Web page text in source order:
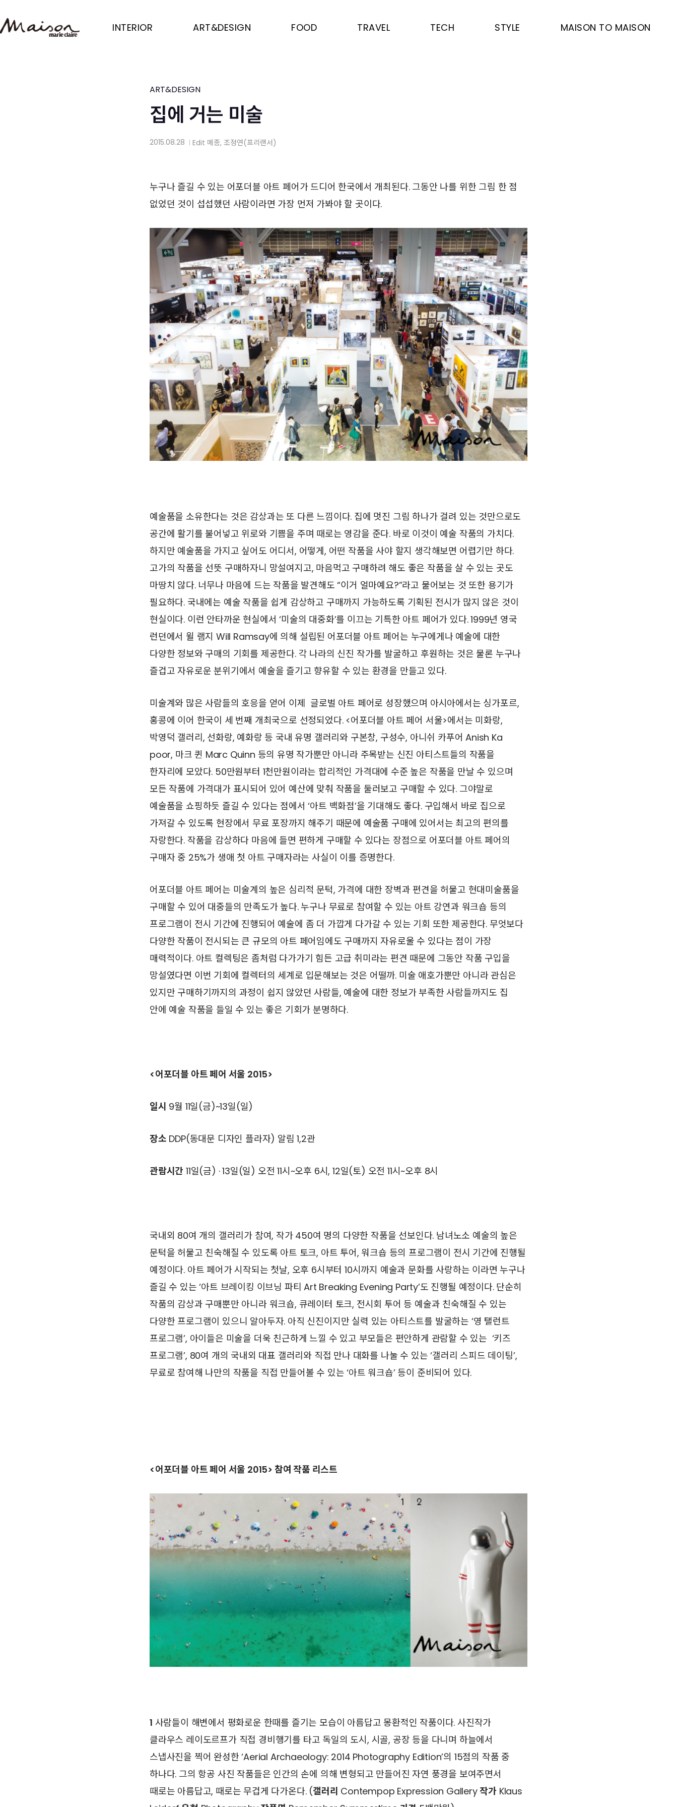
to
main
INTERIOR ART&DESIGN FOOD TRAVEL TECH STYLE MAISON TO MAISON
ART&DESIGN
집에 거는 미술
2015.08.28 Edit 메종, 조정연(프리랜서)
누구나 즐길 수 있는 어포더블 아트 페어가 드디어 한국에서 개최된다. 그동안 나를 위한 그림 한 점
없었던 것이 섭섭했던 사람이라면 가장 먼저 가봐야 할 곳이다.
예술품을 소유한다는 것은 감상과는 또 다른 느낌이다. 집에 멋진 그림 하나가 걸려 있는 것만으로도
공간에 활기를 불어넣고 위로와 기쁨을 주며 때로는 영감을 준다. 바로 이것이 예술 작품의 가치다.
하지만 예술품을 가지고 싶어도 어디서, 어떻게, 어떤 작품을 사야 할지 생각해보면 어렵기만 하다.
고가의 작품을 선뜻 구매하자니 망설여지고, 마음먹고 구매하려 해도 좋은 작품을 살 수 있는 곳도
마땅치 않다. 너무나 마음에 드는 작품을 발견해도 “이거 얼마예요?”라고 물어보는 것 또한 용기가
필요하다. 국내에는 예술 작품을 쉽게 감상하고 구매까지 가능하도록 기획된 전시가 많지 않은 것이
현실이다. 이런 안타까운 현실에서 ‘미술의 대중화’를 이끄는 기특한 아트 페어가 있다. 1999년 영국
런던에서 윌 램지 Will Ramsay에 의해 설립된 어포더블 아트 페어는 누구에게나 예술에 대한
다양한 정보와 구매의 기회를 제공한다. 각 나라의 신진 작가를 발굴하고 후원하는 것은 물론 누구나
즐겁고 자유로운 분위기에서 예술을 즐기고 향유할 수 있는 환경을 만들고 있다.
미술계와 많은 사람들의 호응을 얻어 이제 글로벌 아트 페어로 성장했으며 아시아에서는 싱가포르,
홍콩에 이어 한국이 세 번째 개최국으로 선정되었다. <어포더블 아트 페어 서울>에서는 미화랑,
박영덕 갤러리, 선화랑, 예화랑 등 국내 유명 갤러리와 구본창, 구성수, 아니쉬 카푸어 Anish Ka
poor, 마크 퀸 Marc Quinn 등의 유명 작가뿐만 아니라 주목받는 신진 아티스트들의 작품을
한자리에 모았다. 50만원부터 1천만원이라는 합리적인 가격대에 수준 높은 작품을 만날 수 있으며
모든 작품에 가격대가 표시되어 있어 예산에 맞춰 작품을 둘러보고 구매할 수 있다. 그야말로
예술품을 쇼핑하듯 즐길 수 있다는 점에서 ‘아트 백화점’을 기대해도 좋다. 구입해서 바로 집으로
가져갈 수 있도록 현장에서 무료 포장까지 해주기 때문에 예술품 구매에 있어서는 최고의 편의를
자랑한다. 작품을 감상하다 마음에 들면 편하게 구매할 수 있다는 장점으로 어포더블 아트 페어의
구매자 중 25%가 생애 첫 아트 구매자라는 사실이 이를 증명한다.
어포더블 아트 페어는 미술계의 높은 심리적 문턱, 가격에 대한 장벽과 편견을 허물고 현대미술품을
구매할 수 있어 대중들의 만족도가 높다. 누구나 무료로 참여할 수 있는 아트 강연과 워크숍 등의
프로그램이 전시 기간에 진행되어 예술에 좀 더 가깝게 다가갈 수 있는 기회 또한 제공한다. 무엇보다
다양한 작품이 전시되는 큰 규모의 아트 페어임에도 구매까지 자유로울 수 있다는 점이 가장
매력적이다. 아트 컬렉팅은 좀처럼 다가가기 힘든 고급 취미라는 편견 때문에 그동안 작품 구입을
망설였다면 이번 기회에 컬렉터의 세계로 입문해보는 것은 어떨까. 미술 애호가뿐만 아니라 관심은
있지만 구매하기까지의 과정이 쉽지 않았던 사람들, 예술에 대한 정보가 부족한 사람들까지도 집
안에 예술 작품을 들일 수 있는 좋은 기회가 분명하다.
<어포더블 아트 페어 서울 2015>
일시 9월 11일(금)~13일(일)
장소 DDP(동대문 디자인 플라자) 알림 1,2관
관람시간 11일(금) · 13일(일) 오전 11시~오후 6시, 12일(토) 오전 11시~오후 8시
국내외 80여 개의 갤러리가 참여, 작가 450여 명의 다양한 작품을 선보인다. 남녀노소 예술의 높은
문턱을 허물고 친숙해질 수 있도록 아트 토크, 아트 투어, 워크숍 등의 프로그램이 전시 기간에 진행될
예정이다. 아트 페어가 시작되는 첫날, 오후 6시부터 10시까지 예술과 문화를 사랑하는 이라면 누구나
즐길 수 있는 ‘아트 브레이킹 이브닝 파티 Art Breaking Evening Party’도 진행될 예정이다. 단순히
작품의 감상과 구매뿐만 아니라 워크숍, 큐레이터 토크, 전시회 투어 등 예술과 친숙해질 수 있는
다양한 프로그램이 있으니 알아두자. 아직 신진이지만 실력 있는 아티스트를 발굴하는 ‘영 탤런트
프로그램’, 아이들은 미술을 더욱 친근하게 느낄 수 있고 부모들은 편안하게 관람할 수 있는 ‘키즈
프로그램’, 80여 개의 국내외 대표 갤러리와 직접 만나 대화를 나눌 수 있는 ‘갤러리 스피드 데이팅’,
무료로 참여해 나만의 작품을 직접 만들어볼 수 있는 ‘아트 워크숍’ 등이 준비되어 있다.
<어포더블 아트 페어 서울 2015> 참여 작품 리스트
1 사람들이 해변에서 평화로운 한때를 즐기는 모습이 아름답고 몽환적인 작품이다. 사진작가
클라우스 레이도르프가 직접 경비행기를 타고 독일의 도시, 시골, 공장 등을 다니며 하늘에서
스냅사진을 찍어 완성한 ‘Aerial Archaeology: 2014 Photography Edition’의 15점의 작품 중
하나다. 그의 항공 사진 작품들은 인간의 손에 의해 변형되고 만들어진 자연 풍경을 보여주면서
때로는 아름답고, 때로는 무겁게 다가온다. (갤러리 Contempop Expression Gallery 작가 Klaus